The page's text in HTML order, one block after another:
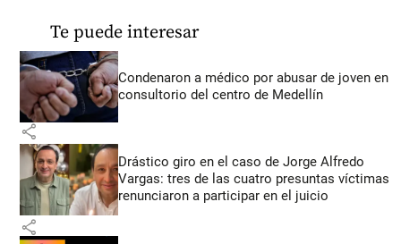
Te puede interesar
Condenaron a médico por abusar de joven en
consultorio del centro de Medellín
share
Drástico giro en el caso de Jorge Alfredo
Vargas: tres de las cuatro presuntas víctimas
renunciaron a participar en el juicio
share